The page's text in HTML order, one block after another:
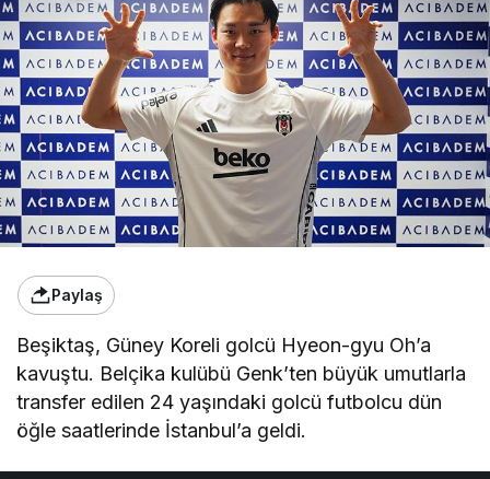
Paylaş
Beşiktaş, Güney Koreli golcü Hyeon-gyu Oh’a
kavuştu. Belçika kulübü Genk’ten büyük umutlarla
transfer edilen 24 yaşındaki golcü futbolcu dün
öğle saatlerinde İstanbul’a geldi.